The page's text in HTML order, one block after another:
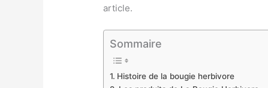
article.
Sommaire
Histoire de la bougie herbivore